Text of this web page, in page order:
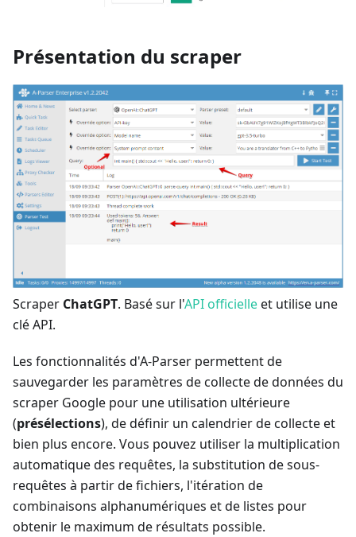
Présentation du scraper
Scraper ChatGPT. Basé sur l'API officielleet utilise une
clé API.
Les fonctionnalités d'A-Parser permettent de
sauvegarder les paramètres de collecte de données du
scraper Google pour une utilisation ultérieure
(présélections), de définir un calendrier de collecte et
bien plus encore. Vous pouvez utiliser la multiplication
automatique des requêtes, la substitution de sous-
requêtes à partir de fichiers, l'itération de
combinaisons alphanumériques et de listes pour
obtenir le maximum de résultats possible.